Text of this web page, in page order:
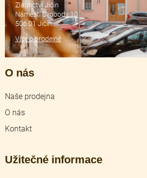
O nás
Naše prodejna
O nás
Kontakt
Užitečné informace
Zlatnictví Jičín
Náměstí Svobody 10
506 01 Jičín
Více o prodejně